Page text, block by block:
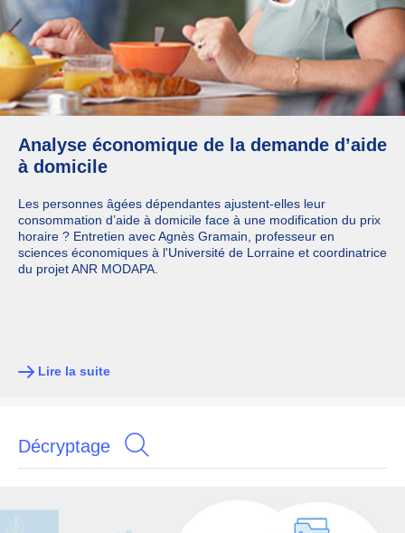
Analyse économique de la demande d’aide
à domicile
Les personnes âgées dépendantes ajustent-elles leur
consommation d’aide à domicile face à une modification du prix
horaire ? Entretien avec Agnès Gramain, professeur en
sciences économiques à l'Université de Lorraine et coordinatrice
du projet ANR MODAPA.
Lire la suite
Décryptage